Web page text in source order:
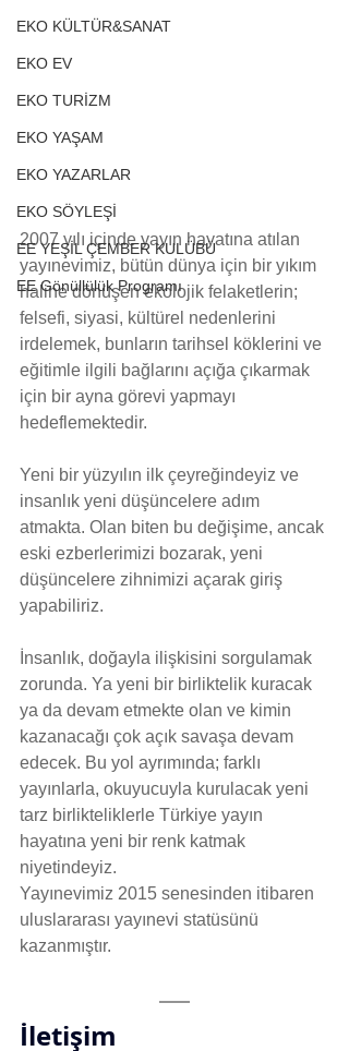
EKO KÜLTÜR&SANAT
EKO EV
EKO TURİZM
EKO YAŞAM
EKO YAZARLAR
EKO SÖYLEŞİ
EE YEŞİL ÇEMBER KULÜBÜ
EE Gönüllülük Programı
2007 yılı içinde yayın hayatına atılan
yayınevimiz, bütün dünya için bir yıkım
haline dönüşen ekolojik felaketlerin;
felsefi, siyasi, kültürel nedenlerini
irdelemek, bunların tarihsel köklerini ve
eğitimle ilgili bağlarını açığa çıkarmak
için bir ayna görevi yapmayı
hedeflemektedir.
Yeni bir yüzyılın ilk çeyreğindeyiz ve
insanlık yeni düşüncelere adım
atmakta. Olan biten bu değişime, ancak
eski ezberlerimizi bozarak, yeni
düşüncelere zihnimizi açarak giriş
yapabiliriz.
İnsanlık, doğayla ilişkisini sorgulamak
zorunda. Ya yeni bir birliktelik kuracak
ya da devam etmekte olan ve kimin
kazanacağı çok açık savaşa devam
edecek. Bu yol ayrımında; farklı
yayınlarla, okuyucuyla kurulacak yeni
tarz birlikteliklerle Türkiye yayın
hayatına yeni bir renk katmak
niyetindeyiz.
Yayınevimiz 2015 senesinden itibaren
uluslararası yayınevi statüsünü
kazanmıştır.
İletişim